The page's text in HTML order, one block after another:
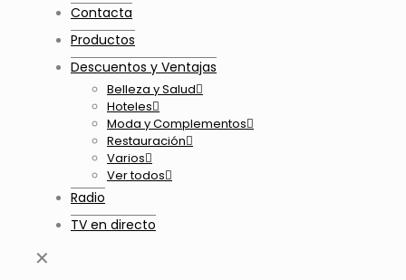
Contacta
Productos
Descuentos y Ventajas
Belleza y Salud
Hoteles
Moda y Complementos
Restauración
Varios
Ver todos
Radio
TV en directo
✕